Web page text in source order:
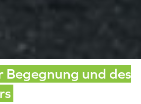
Begegnung und des